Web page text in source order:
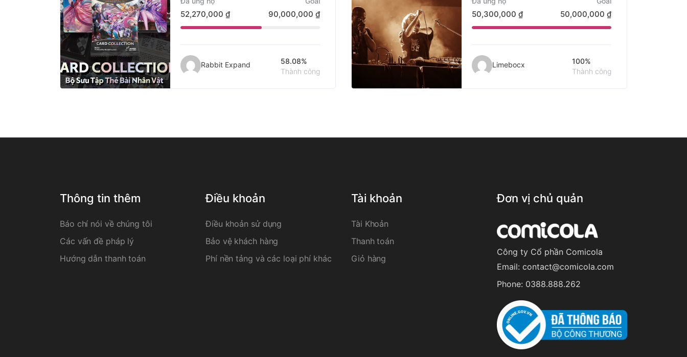
52,270,000 ₫ 90,000,000 ₫
Rabbit Expand
58.08%
Thành công
50,300,000 ₫ 50,000,000 ₫
Limebocx
100%
Thành công
Thông tin thêm
Báo chí nói về chúng tôi
Các vấn đề pháp lý
Hướng dẫn thanh toán
Điều khoản
Điều khoản sử dụng
Bảo vệ khách hàng
Phí nền tảng và các loại phí khác
Tài khoản
Tài Khoản
Thanh toán
Giỏ hàng
Đơn vị chủ quản
Công ty Cổ phần Comicola
Email: contact@comicola.com
Phone: 0388.888.262